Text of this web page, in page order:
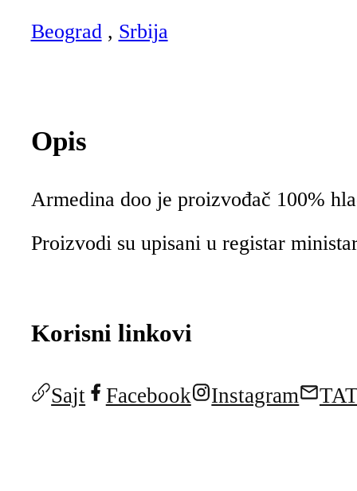
Beograd , Srbija
Opis
Armedina doo je proizvođač 100%
Proizvodi su upisani u registar
Korisni linkovi
Sajt Facebook Instagram